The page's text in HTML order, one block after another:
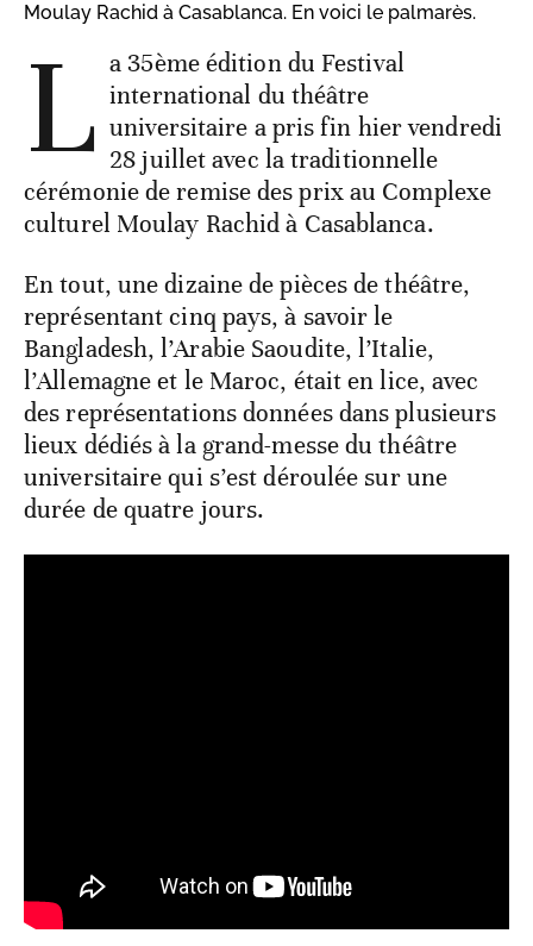
Moulay Rachid à Casablanca. En voici le palmarès.
L a 35ème édition du Festival
international du théâtre
universitaire a pris fin hier vendredi
28 juillet avec la traditionnelle
cérémonie de remise des prix au Complexe
culturel Moulay Rachid à Casablanca.
En tout, une dizaine de pièces de théâtre,
représentant cinq pays, à savoir le
Bangladesh, l’Arabie Saoudite, l’Italie,
l’Allemagne et le Maroc, était en lice, avec
des représentations données dans plusieurs
lieux dédiés à la grand-messe du théâtre
universitaire qui s’est déroulée sur une
durée de quatre jours.